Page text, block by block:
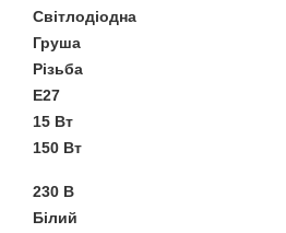
Світлодіодна
Груша
Різьба
E27
15 Вт
150 Вт
230 В
Білий